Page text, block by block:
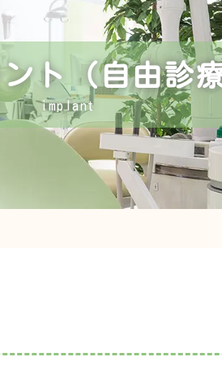
ト（自由診
implant